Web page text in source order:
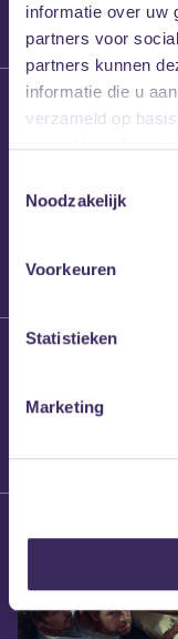
informatie over uw
partners voor
partners kunnen
informatie die u
verzameld op
Noodzakelijk
Voorkeuren
Statistieken
Marketing